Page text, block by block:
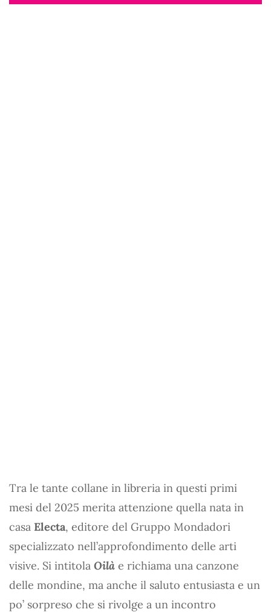
Tra le tante collane in libreria in questi primi
mesi del 2025 merita attenzione quella nata in
casa Electa, editore del Gruppo Mondadori
specializzato nell’approfondimento delle arti
visive. Si intitola Oilà e richiama una canzone
delle mondine, ma anche il saluto entusiasta e un
po’ sorpreso che si rivolge a un incontro